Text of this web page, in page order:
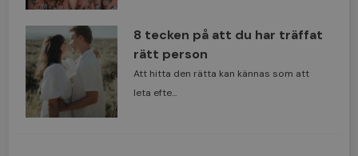
8 tecken på att du har träffat
rätt person
Att hitta den rätta kan kännas som att
leta efte...